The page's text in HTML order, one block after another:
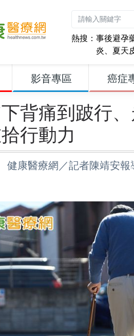
熱搜： 事後避孕
炎、 夏天
影音專區 癌症
背痛到跛行
行動力
健康醫療網／記者陳靖安報